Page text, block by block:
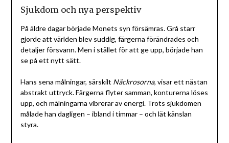
Sjukdom och nya perspektiv
På äldre dagar började Monets syn försämras. Grå starr
gjorde att världen blev suddig, färgerna förändrades och
detaljer försvann. Men i stället för att ge upp, började han
se på ett nytt sätt.
Hans sena målningar, särskilt Näckrosorna, visar ett nästan
abstrakt uttryck. Färgerna flyter samman, konturerna löses
upp, och målningarna vibrerar av energi. Trots sjukdomen
målade han dagligen – ibland i timmar – och lät känslan
styra.